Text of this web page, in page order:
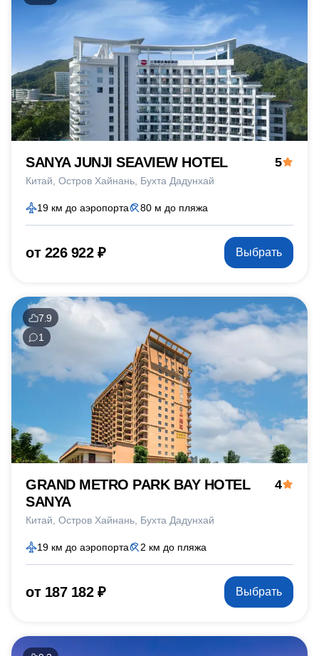
SANYA JUNJI SEAVIEW HOTEL
Китай Остров Хайнань Бухта Дадунхай
5
19 км до аэропорта 80 м до пляжа
от 226 922 ₽ Выбрать
7.9
1
GRAND METRO PARK BAY HOTEL
SANYA
Китай Остров Хайнань Бухта Дадунхай
4
19 км до аэропорта 2 км до пляжа
от 187 182 ₽ Выбрать